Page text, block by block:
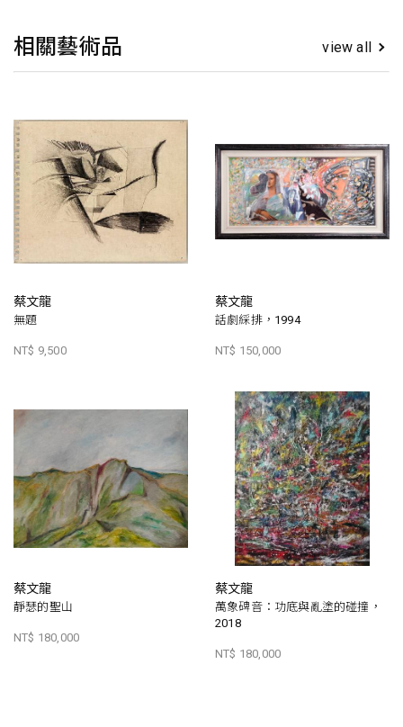
相關藝術品 view all
蔡文龍
無題
NT$ 9,500
蔡文龍
話劇綵排，1994
NT$ 150,000
蔡文龍
靜瑟的聖山
NT$ 180,000
蔡文龍
萬象碑音：功底與亂塗的碰撞，
2018
NT$ 180,000